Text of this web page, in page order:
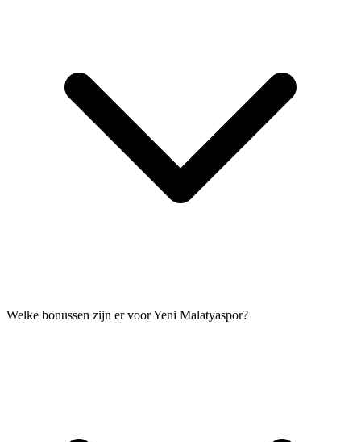
Welke bonussen zijn er voor Yeni Malatyaspor?